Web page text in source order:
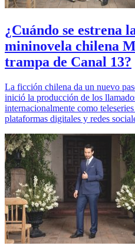
¿Cuándo se estrena
mininovela chilena
trampa de Canal 13?
La ficción chilena da un nuevo
inició la producción de los
internacionalmente como
plataformas digitales y redes